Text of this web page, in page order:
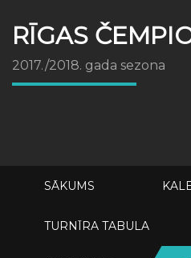
RĪGAS
2017./2018. gada sezona
SĀKUMS
TURNĪRA TABULA